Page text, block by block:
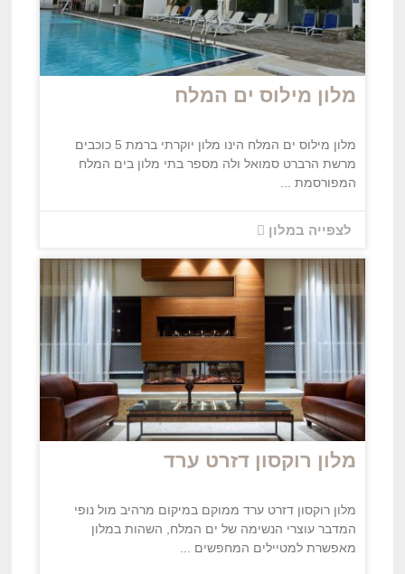
מלון מילוס ים המלח
מלון מילוס ים המלח הינו מלון יוקרתי ברמת 5 כוכבים
מרשת הרברט סמואל ולה מספר בתי מלון בים המלח
המפורסמת ...
לצפייה במלון
מלון רוקסון דזרט ערד
מלון רוקסון דזרט ערד ממוקם במיקום מרהיב מול נופי
המדבר עוצרי הנשימה של ים המלח, השהות במלון
מאפשרת למטיילים המחפשים ...